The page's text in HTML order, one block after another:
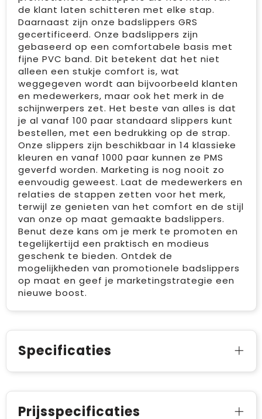
de klant laten schitteren met elke stap.
Daarnaast zijn onze badslippers GRS
gecertificeerd. Onze badslippers zijn
gebaseerd op een comfortabele basis met
fijne PVC band. Dit betekent dat het niet
alleen een stukje comfort is, wat
weggegeven wordt aan bijvoorbeeld klanten
en medewerkers, maar ook het merk in de
schijnwerpers zet. Het beste van alles is dat
je al vanaf 100 paar standaard slippers kunt
bestellen, met een bedrukking op de strap.
Onze slippers zijn beschikbaar in 14 klassieke
kleuren en vanaf 1000 paar kunnen ze PMS
geverfd worden. Marketing is nog nooit zo
eenvoudig geweest. Laat de medewerkers en
relaties de stappen zetten voor het merk,
terwijl ze genieten van het comfort en de stijl
van onze op maat gemaakte badslippers.
Benut deze kans om je merk te promoten en
tegelijkertijd een praktisch en modieus
geschenk te bieden. Ontdek de
mogelijkheden van promotionele badslippers
op maat en geef je marketingstrategie een
nieuwe boost.
Specificaties
Prijsspecificaties